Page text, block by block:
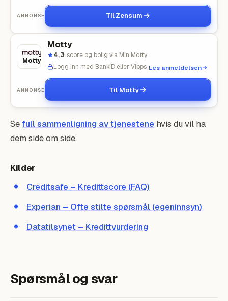
ANNONSE Til Zensum
Motty
Motty
4,3· score og bolig via Min Motty
Logg inn med BankID eller Vipps Les anmeldelsen
ANNONSE Til Motty
Sefull sammenligning av tjenestene hvis du vil ha
dem side om side.
Kilder
Creditsafe – Kredittscore (FAQ)
Experian – Ofte stilte spørsmål (egeninnsyn)
Datatilsynet – Kredittvurdering
Spørsmål og svar